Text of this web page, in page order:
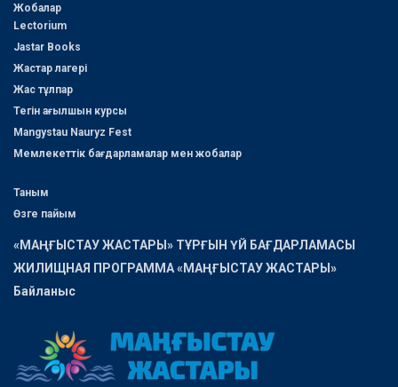
Жобалар
Lectorium
Jastar Books
Жастар лагері
Жас тұлпар
Тегін ағылшын курсы
Mangystau Nauryz Fest
Мемлекеттік бағдарламалар мен жобалар
Таным
Өзге пайым
«МАҢҒЫСТАУ ЖАСТАРЫ» ТҰРҒЫН ҮЙ БАҒДАРЛАМАСЫ
ЖИЛИЩНАЯ ПРОГРАММА «МАҢҒЫСТАУ ЖАСТАРЫ»
Байланыс